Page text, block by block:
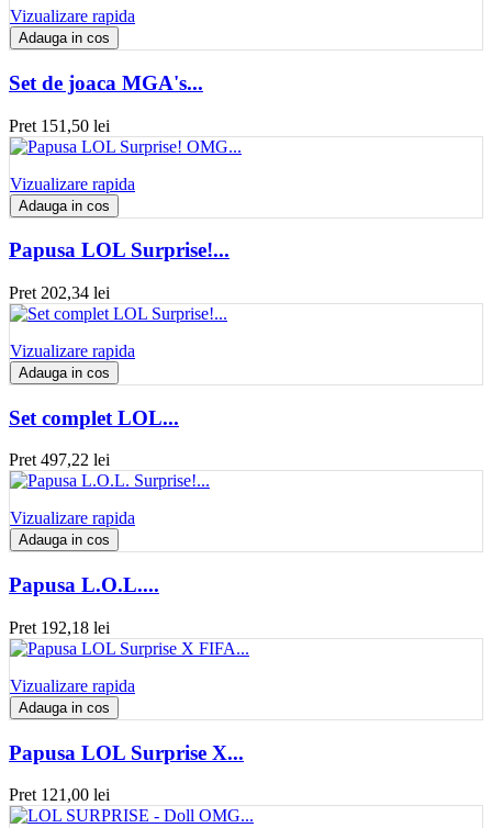
Vizualizare rapida
Adauga in cos
Set de joaca MGA's...
Pret 151,50 lei
Vizualizare rapida
Adauga in cos
Papusa LOL Surprise!...
Pret 202,34 lei
Vizualizare rapida
Adauga in cos
Set complet LOL...
Pret 497,22 lei
Vizualizare rapida
Adauga in cos
Papusa L.O.L....
Pret 192,18 lei
Vizualizare rapida
Adauga in cos
Papusa LOL Surprise X...
Pret 121,00 lei